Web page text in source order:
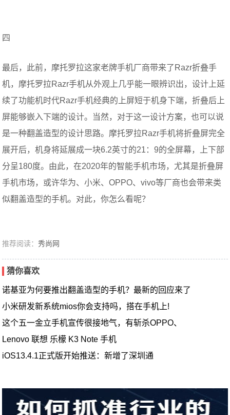
四
最后，此前，摩托罗拉这家老牌手机厂商带来了Razr折叠手
机，摩托罗拉Razr手机从外观上几乎能一眼辨识出，设计上延
续了功能机时代Razr手机经典的上屏短于机身下端，折叠后上
屏能够嵌入下端的设计。当然，对于这一设计方案，也可以说
是一种翻盖造型的设计思路。摩托罗拉Razr手机将折叠屏完全
展开后，机身将延展成一块6.2英寸的21：9的全屏幕，上下部
分呈180度。由此，在2020年的智能手机市场，尤其是折叠屏
手机市场，或许华为、小米、OPPO、vivo等厂商也会带来类
似翻盖造型的手机。对此，你怎么看呢？
推荐阅读：秀尚网
猜你喜欢
诺基亚为何要推出翻盖造型的手机？最新的回应来了
小米研发新系统mios你会支持吗，搭在手机上!
这个五一金立手机宣传很接地气，有斩杀OPPO、
Lenovo 联想 乐檬 K3 Note 手机
iOS13.4.1正式版开始推送：新增了深圳通